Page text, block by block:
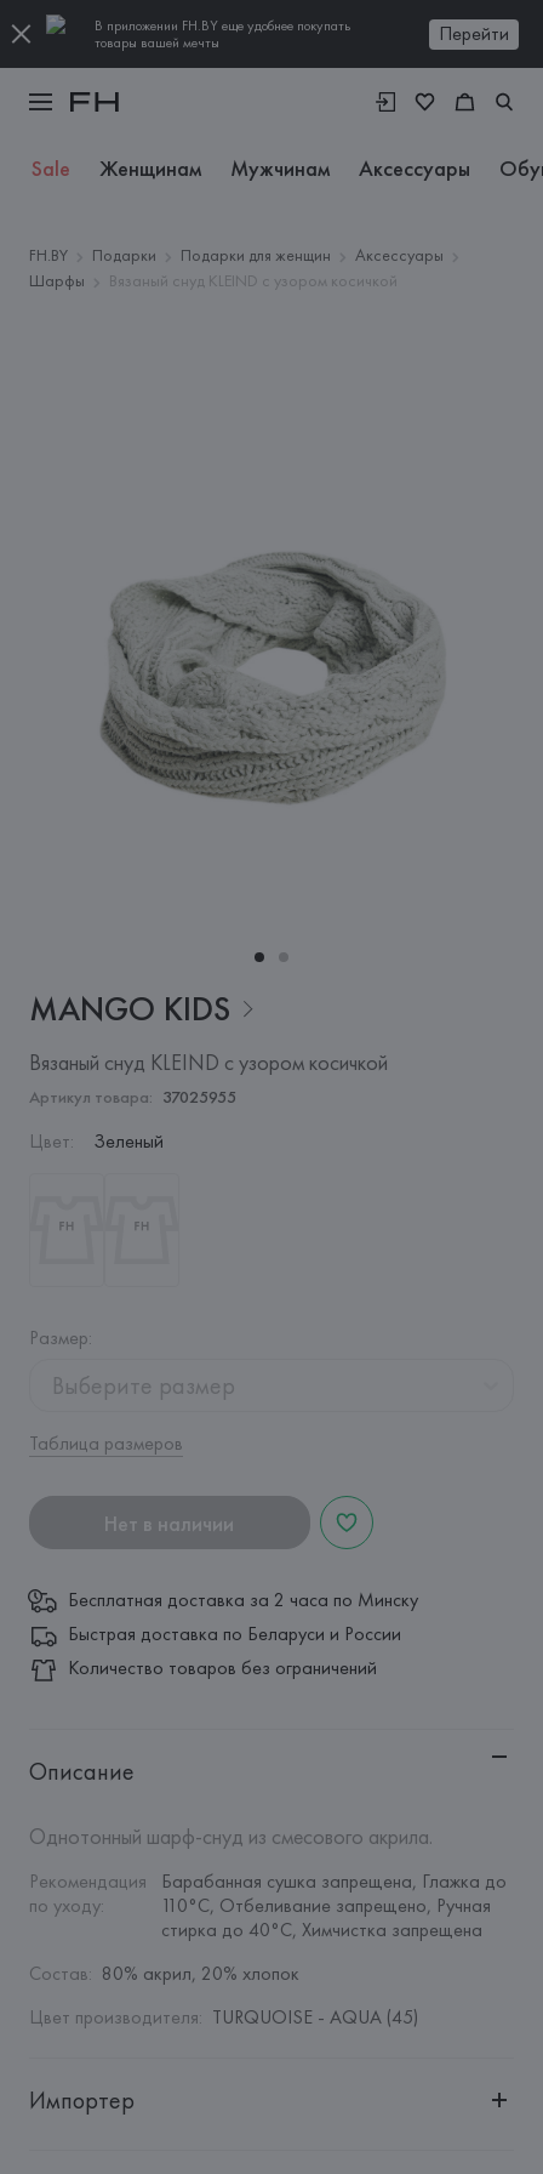
В приложении FH.BY еще удобнее покупать
товары вашей мечты
Перейти
Sale Женщинам Мужчинам Аксессуары
FH.BY Подарки Подарки для женщин
Аксессуары
Шарфы
Вязаный снуд KLEIND с узором косичкой
MANGO KIDS
Вязаный снуд KLEIND с узором косичкой
Артикул товара: 37025955
Цвет: Зеленый
Размер:
Выберите размер
Таблица размеров
Нет в наличии
Бесплатная доставка за 2 часа по Минску
Быстрая доставка по Беларуси и России
Количество товаров без ограничений
Описание
Однотонный шарф-снуд из смесового акрила.
Рекомендация
по уходу:
Барабанная сушка запрещена, Глажка до
110°C, Отбеливание запрещено, Ручная
стирка до 40°C, Химчистка запрещена
Состав: 80% акрил, 20% хлопок
Цвет производителя: TURQUOISE - AQUA (45)
Импортер